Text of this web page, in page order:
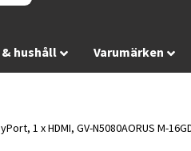
& hushåll Varumärken
1 x HDMI, GV-N5080AORUS M-